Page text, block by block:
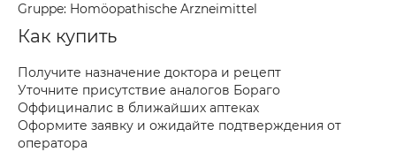
Gruppe: Homöopathische Arzneimittel
Как купить
Получите назначение доктора и рецепт
Уточните присутствие аналогов Бораго
Оффициналис в ближайших аптеках
Оформите заявку и ожидайте подтверждения от
оператора